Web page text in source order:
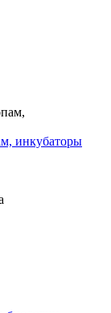
инкубаторы